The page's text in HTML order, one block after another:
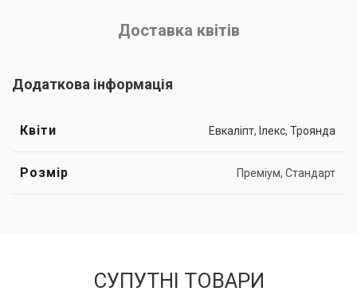
Доставка квітів
Додаткова інформація
Квіти Евкаліпт, Ілекс, Троянда
Розмір Преміум, Стандарт
СУПУТНІ ТОВАРИ